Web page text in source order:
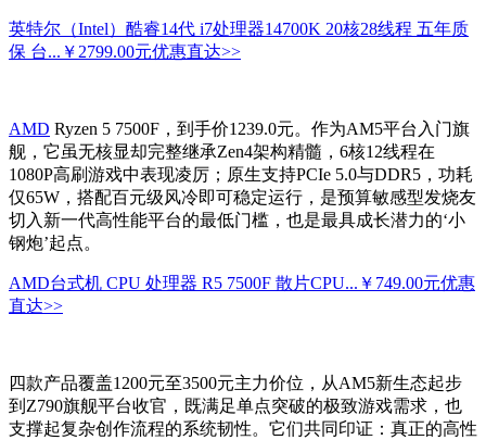
英特尔（Intel）酷睿14代 i7处理器14700K 20核28线程 五年质
保 台... ￥2799.00元优惠直达>>
AMD Ryzen 5 7500F，到手价1239.0元。作为AM5平台入门旗
舰，它虽无核显却完整继承Zen4架构精髓，6核12线程在
1080P高刷游戏中表现凌厉；原生支持PCIe 5.0与DDR5，功耗
仅65W，搭配百元级风冷即可稳定运行，是预算敏感型发烧友
切入新一代高性能平台的最低门槛，也是最具成长潜力的‘小
钢炮’起点。
AMD台式机 CPU 处理器 R5 7500F 散片CPU... ￥749.00元优惠
直达>>
四款产品覆盖1200元至3500元主力价位，从AM5新生态起步
到Z790旗舰平台收官，既满足单点突破的极致游戏需求，也
支撑起复杂创作流程的系统韧性。它们共同印证：真正的高性